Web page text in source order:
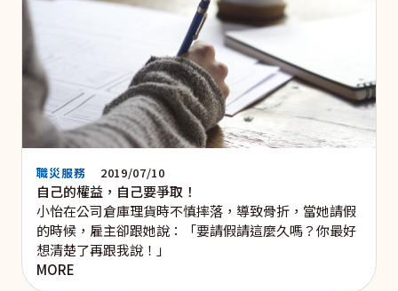
職災服務 2019/07/10
自己的權益，自己要爭取！
小怡在公司倉庫理貨時不慎摔落，導致骨折，當她請假
的時候，雇主卻跟她說：「要請假請這麼久嗎？你最好
想清楚了再跟我說！」
MORE